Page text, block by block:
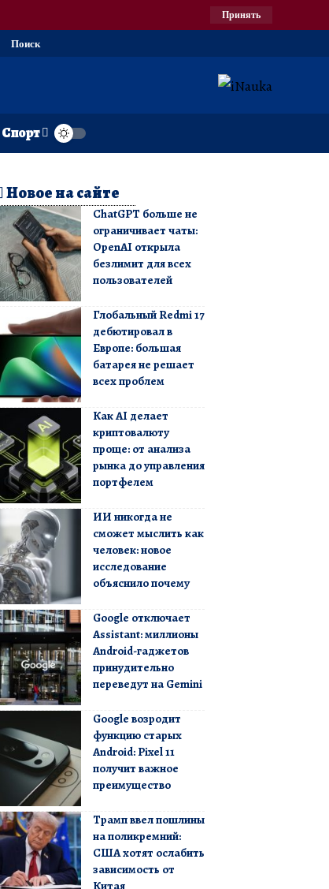
Принять
Поиск
Спорт
Новое на сайте
ChatGPT больше не
ограничивает чаты:
OpenAI открыла
безлимит для всех
пользователей
Глобальный Redmi 17
дебютировал в
Европе: большая
батарея не решает
всех проблем
Как AI делает
криптовалюту
проще: от анализа
рынка до управления
портфелем
ИИ никогда не
сможет мыслить как
человек: новое
исследование
объяснило почему
Google отключает
Assistant: миллионы
Android-гаджетов
принудительно
переведут на Gemini
Google возродит
функцию старых
Android: Pixel 11
получит важное
преимущество
Трамп ввел пошлины
на поликремний:
США хотят ослабить
зависимость от
Китая